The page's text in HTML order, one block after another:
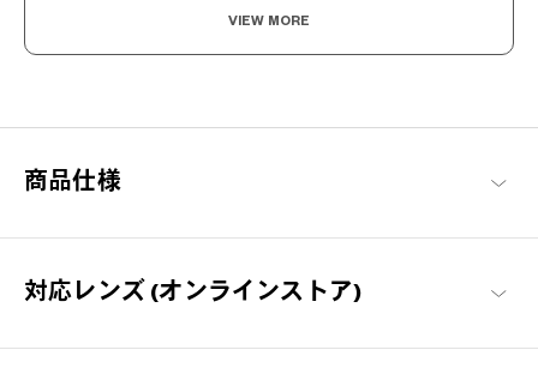
に、基本に忠実でありながらもかけやすさや素材にこだわった、
VIEW MORE
商品仕様
対応レンズ (オンラインストア)